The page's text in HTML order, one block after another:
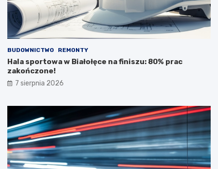
BUDOWNICTWO REMONTY
Hala sportowa w Białołęce na finiszu: 80% prac
zakończone!
7 sierpnia 2026